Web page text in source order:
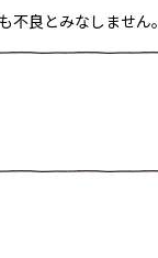
不良とみなしませ